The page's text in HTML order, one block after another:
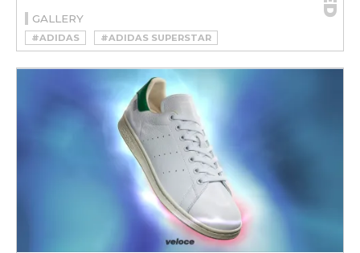
GALLERY
#ADIDAS
#ADIDAS SUPERSTAR
#SNEAKER
#SUPERSTAR #TAILORED